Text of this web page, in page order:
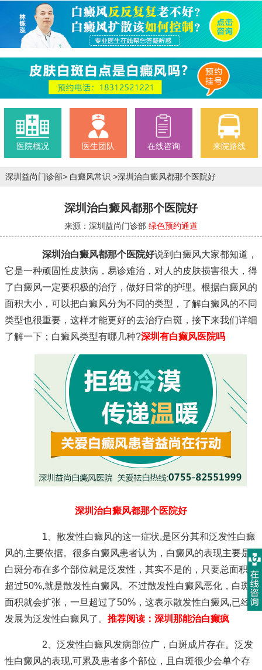
医院概况 医生团队 在线咨询 来院路线
深圳益尚门诊部>白癜风常识 >深圳治白癜风都那个医院好
深圳治白癜风都那个医院好
来源：深圳益尚门诊部 绿色预约通道
深圳治白癜风都那个医院好说到白癜风大家都知道，
它是一种顽固性皮肤病，易诊难治，对人的皮肤损害很大，得
了白癜风一定要积极的治疗，做好日常的护理。根据白癜风的
面积大小，可以把白癜风分为不同的类型，了解白癜风的不同
类型也很重要，这样才能更好的去治疗白斑，接下来我们详细
了解一下：白癜风类型有哪几种?深圳有白癫风医院吗
深圳治白癜风都那个医院好
1、散发性白癜风的这一症状,是区分其和泛发性白癜
风的,主要依据。很多白癜风患者认为，白癜风的表现主要是,
白斑分布在多个部位就是泛发性，其实不是的，只要总面积不
超过50%,就是散发性白癜风。不过散发性白癜风恶化，白斑
面积就会扩张，一旦超过了50%，这表示散发性白癜风,已经
发展为泛发性白癜风了。 推荐阅读： 深圳那能治白癫疯
2、泛发性白癜风发病部位广，白斑成片存在。泛发
性白癜风的表现,可累及患者多个部位，且白斑很少会单个存